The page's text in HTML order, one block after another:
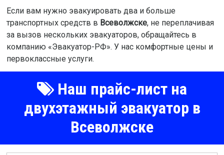
Если вам нужно эвакуировать два и больше
транспортных средств в Всеволжске, не переплачивая
за вызов нескольких эвакуаторов, обращайтесь в
компанию «Эвакуатор-РФ». У нас комфортные цены и
первоклассные услуги.
Наш прайс-лист на
двухэтажный эвакуатор в
Всеволжске